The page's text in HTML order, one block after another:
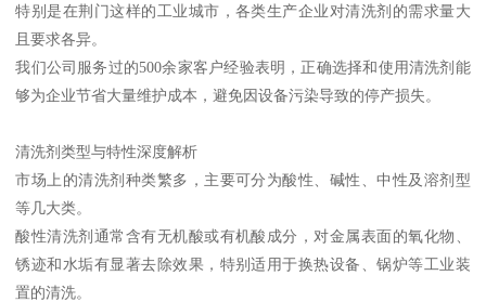
特别是在荆门这样的工业城市，各类生产企业对清洗剂的需求量大
且要求各异。
我们公司服务过的500余家客户经验表明，正确选择和使用清洗剂能
够为企业节省大量维护成本，避免因设备污染导致的停产损失。
清洗剂类型与特性深度解析
市场上的清洗剂种类繁多，主要可分为酸性、碱性、中性及溶剂型
等几大类。
酸性清洗剂通常含有无机酸或有机酸成分，对金属表面的氧化物、
锈迹和水垢有显著去除效果，特别适用于换热设备、锅炉等工业装
置的清洗。